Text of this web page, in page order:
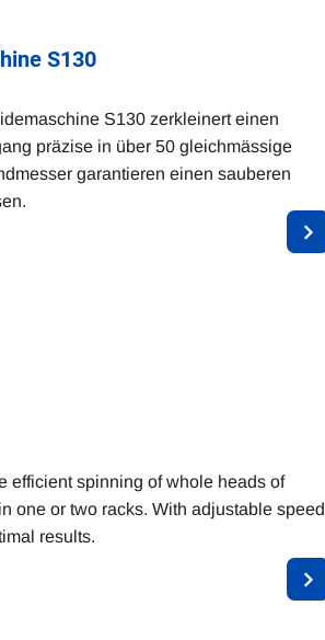
S130
S130 zerkleinert einen
präzise in über 50 gleichmässige
garantieren einen sauberen
efficient spinning of whole heads of
one or two racks. With adjustable speed
results.